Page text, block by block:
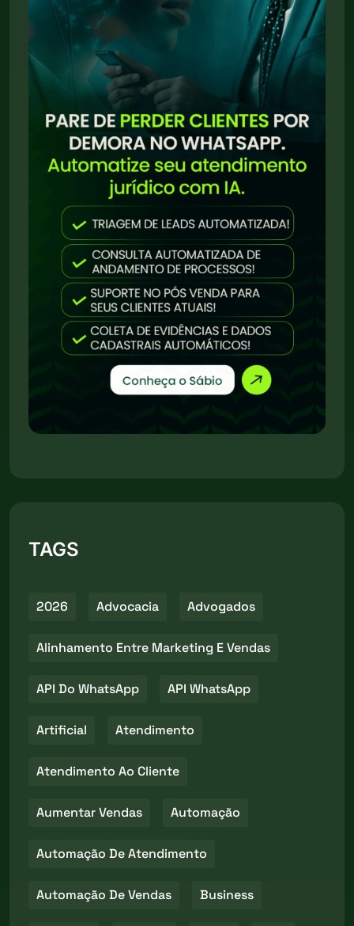
TAGS
2026 Advocacia Advogados
Alinhamento Entre Marketing E Vendas
API Do WhatsApp API WhatsApp
Artificial Atendimento
Atendimento Ao Cliente
Aumentar Vendas Automação
Automação De Atendimento
Automação De Vendas Business